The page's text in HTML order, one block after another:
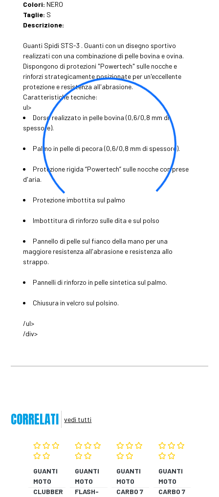
Colori: NERO
Taglie: S
Descrizione:
Guanti Spidi STS-3 . Guanti con un disegno sportivo
realizzati con una combinazione di pelle bovina e ovina.
Dispongono di protezioni "Powertech" sulle nocche e
rinforzi strategicamente posizionate per un'eccellente
protezione e resistenza all'abrasione.
Caratteristiche tecniche:
ul>
Dorso realizzato in pelle bovina (0,6/0,8 mm di
spessore).
Palmo in pelle di pecora (0,6/0,8 mm di spessore).
Protezione rigida “Powertech” sulle nocche con prese
d'aria.
Protezione imbottita sul palmo
Imbottitura di rinforzo sulle dita e sul polso
Pannello di pelle sul fianco della mano per una
maggiore resistenza all'abrasione e resistenza allo
strappo.
Pannelli di rinforzo in pelle sintetica sul palmo.
Chiusura in velcro sul polsino.
/ul>
/div>
CORRELATI vedi tutti
GUANTI
MOTO
CLUBBER
GUANTI
MOTO
FLASH-
GUANTI
MOTO
CARBO 7
GUANTI
MOTO
CARBO 7